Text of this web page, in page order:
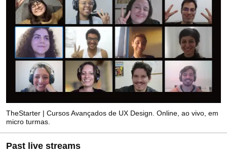
TheStarter | Cursos Avançados de UX Design. Online, ao vivo, em
micro turmas.
Past live streams